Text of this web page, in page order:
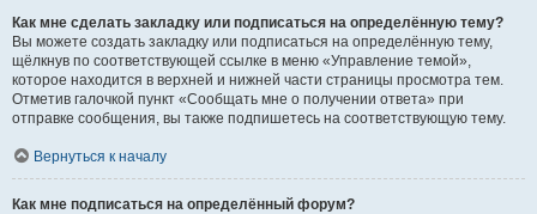
Как мне сделать закладку или подписаться на определённую тему?
Вы можете создать закладку или подписаться на определённую тему,
щёлкнув по соответствующей ссылке в меню «Управление темой»,
которое находится в верхней и нижней части страницы просмотра тем.
Отметив галочкой пункт «Сообщать мне о получении ответа» при
отправке сообщения, вы также подпишетесь на соответствующую тему.
Вернуться к началу
Как мне подписаться на определённый форум?